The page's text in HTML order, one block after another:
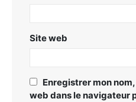
Site web
Enregistrer mon
web dans le navigateur